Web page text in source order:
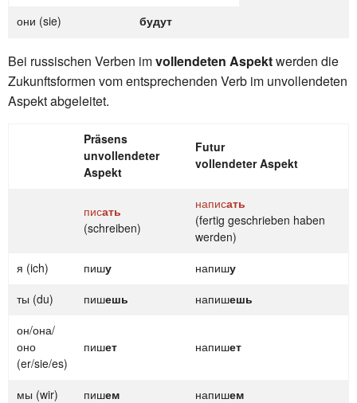
они (sie)
будут
Bei russischen Verben imvollendeten Aspektwerden die
Zukunftsformen vom entsprechenden Verb im unvollendeten
Aspekt abgeleitet.
Präsens
unvollendeter
Aspekt
Futur
vollendeter Aspekt
писать
(schreiben)
написать
(fertig geschrieben haben
werden)
я (ich)
пишу напишу
ты (du)
пишешь напишешь
он/она/
оно
(er/sie/es)
пишет напишет
мы (wir) пишем напишем